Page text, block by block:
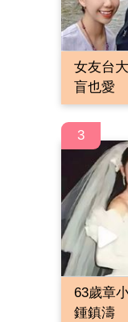
女友台
盲也愛
3
63歲章
鍾鎮濤